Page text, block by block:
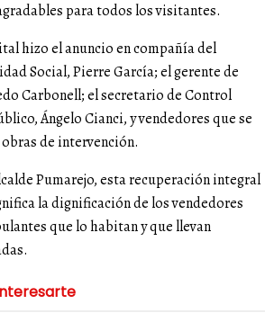
para todos los visitantes.
hizo el anuncio en compañía del
Social, Pierre García; el gerente de
Carbonell; el secretario de Control
Ángelo Cianci, y vendedores que se
de intervención.
Pumarejo, esta recuperación integral
la dignificación de los vendedores
que lo habitan y que llevan